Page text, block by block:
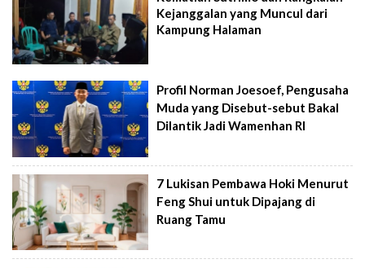
Kejanggalan yang Muncul dari
Kampung Halaman
Profil Norman Joesoef, Pengusaha
Muda yang Disebut-sebut Bakal
Dilantik Jadi Wamenhan RI
7 Lukisan Pembawa Hoki Menurut
Feng Shui untuk Dipajang di
Ruang Tamu